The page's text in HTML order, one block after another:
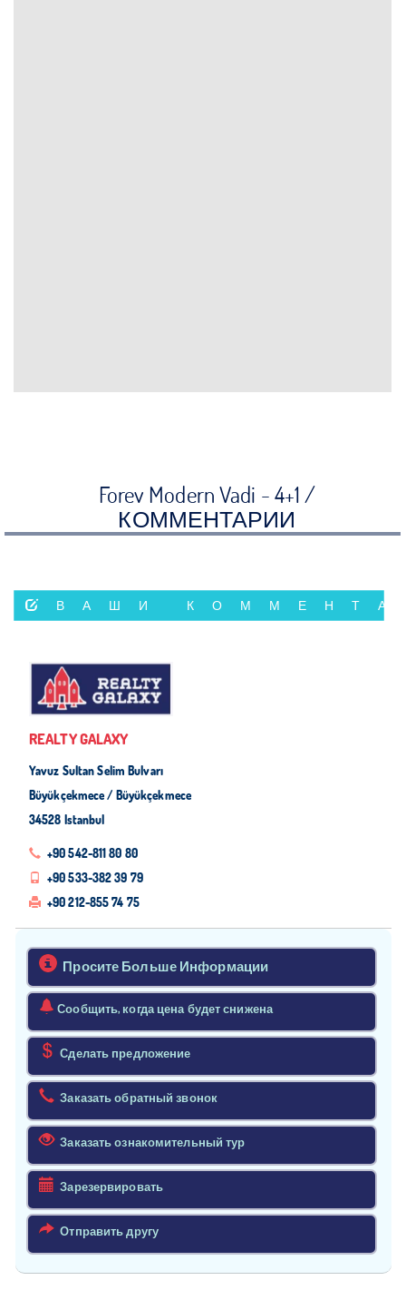
Forev Modern Vadi - 4+1 /
КОММЕНТАРИИ
ВАШИ
REALTY GALAXY
Yavuz Sultan Selim Bulvarı
Büyükçekmece / Büyükçekmece
34528 Istanbul
+90 542-811 80 80
+90 533-382 39 79
+90 212-855 74 75
Просите Больше Информации
Сообщить, когда цена будет снижена
Сделать предложение
Заказать обратный звонок
Заказать ознакомительный тур
Зарезервировать
Отправить другу